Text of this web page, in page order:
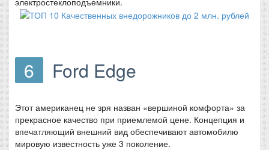
6 Ford Edge
Этот американец не зря назван «вершиной комфорта» за
прекрасное качество при приемлемой цене. Концепция и
впечатляющий внешний вид обеспечивают автомобилю
мировую известность уже 3 поколение.